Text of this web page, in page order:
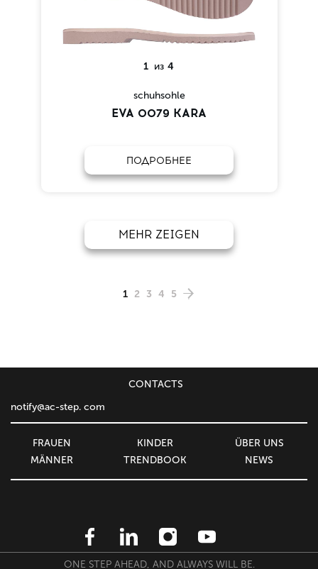
1 из 4
schuhsohle
EVA 0079 KARA
ПОДРОБНЕЕ
MEHR ZEIGEN
1 2 3 4 5
FRAUEN
MÄNNER
KINDER
ÜBER UNS
TRENDBOOK
NEWS
CONTACTS
notify@ac-step. com
ONE STEP AHEAD, AND ALWAYS WILL BE.